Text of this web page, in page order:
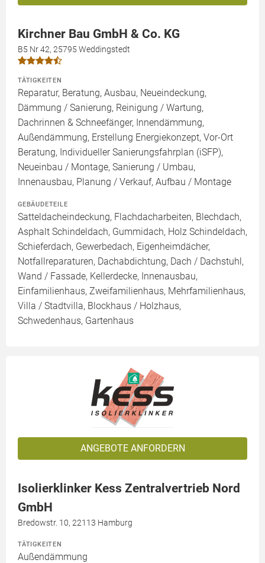
Kirchner Bau GmbH & Co. KG
B5 Nr 42, 25795 Weddingstedt
TÄTIGKEITEN
Reparatur, Beratung, Ausbau, Neueindeckung,
Dämmung / Sanierung, Reinigung / Wartung,
Dachrinnen & Schneefänger, Innendämmung,
Außendämmung, Erstellung Energiekonzept, Vor-Ort
Beratung, Individueller Sanierungsfahrplan (iSFP),
Neueinbau / Montage, Sanierung / Umbau,
Innenausbau, Planung / Verkauf, Aufbau / Montage
GEBÄUDETEILE
Satteldacheindeckung, Flachdacharbeiten, Blechdach,
Asphalt Schindeldach, Gummidach, Holz Schindeldach,
Schieferdach, Gewerbedach, Eigenheimdächer,
Notfallreparaturen, Dachabdichtung, Dach / Dachstuhl,
Wand / Fassade, Kellerdecke, Innenausbau,
Einfamilienhaus, Zweifamilienhaus, Mehrfamilienhaus,
Villa / Stadtvilla, Blockhaus / Holzhaus,
Schwedenhaus, Gartenhaus
ANGEBOTE ANFORDERN
Isolierklinker Kess Zentralvertrieb Nord
GmbH
Bredowstr. 10, 22113 Hamburg
TÄTIGKEITEN
Außendämmung